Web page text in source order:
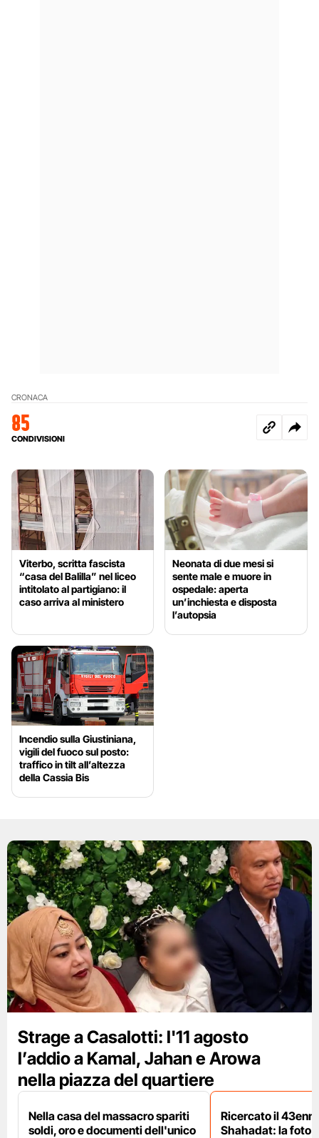
CRONACA
85
CONDIVISIONI
Viterbo, scritta fascista
“casa del Balilla” nel liceo
intitolato al partigiano: il
caso arriva al ministero
Neonata di due mesi si
sente male e muore in
ospedale: aperta
un’inchiesta e disposta
l’autopsia
Incendio sulla Giustiniana,
vigili del fuoco sul posto:
traffico in tilt all’altezza
della Cassia Bis
Strage a Casalotti: l'11 agosto
l’addio a Kamal, Jahan e Arowa
nella piazza del quartiere
Nella casa del massacro spariti
soldi, oro e documenti dell'unico
Ricercato il
Shahadat: la foto